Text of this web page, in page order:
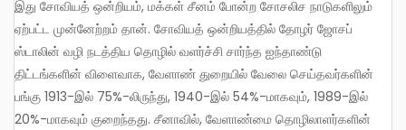
இது சோவியத் ஒன்றியம், மக்கள் சீனம் போன்ற சோசலிச நாடுகளிலும்
ஏற்பட்ட முன்னேற்றம் தான். சோவியத் ஒன்றியத்தில் தோழர் ஜோசப்
ஸ்டாலின் வழி நடத்திய தொழில் வளர்ச்சி சார்ந்த ஐந்தாண்டு
திட்டங்களின் விளைவாக, வேளாண் துறையில் வேலை செய்தவர்களின்
பங்கு 1913-இல் 75%-லிருந்து, 1940-இல் 54%-மாகவும், 1989-இல்
20%-மாகவும் குறைந்தது. சீனாவில், வேளாண்மை தொழிலாளர்களின்